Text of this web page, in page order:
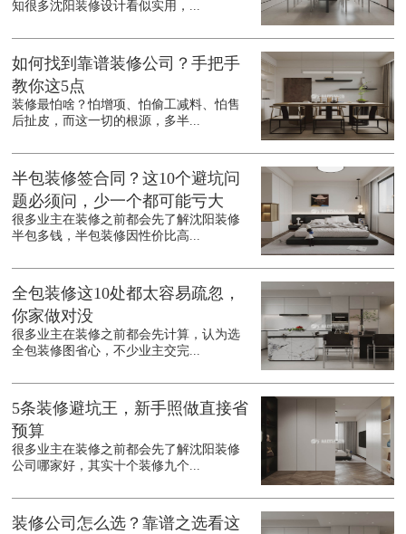
知很多沈阳装修设计看似实用，...
如何找到靠谱装修公司？手把手
教你这5点
装修最怕啥？怕增项、怕偷工减料、怕售
后扯皮，而这一切的根源，多半...
半包装修签合同？这10个避坑问
题必须问，少一个都可能亏大
很多业主在装修之前都会先了解沈阳装修
半包多钱，半包装修因性价比高...
全包装修这10处都太容易疏忽，
你家做对没
很多业主在装修之前都会先计算，认为选
全包装修图省心，不少业主交完...
5条装修避坑王，新手照做直接省
预算
很多业主在装修之前都会先了解沈阳装修
公司哪家好，其实十个装修九个...
装修公司怎么选？靠谱之选看这